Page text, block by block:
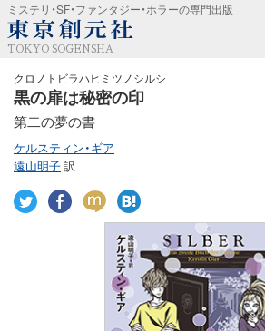
ミステリ・SF・ファンタジー・ホラーの専門出版
TOKYO SOGENSHA
クロノトビラハヒミツノシルシ
黒の扉は秘密の印
第二の夢の書
ケルスティン・ギア
遠山明子訳